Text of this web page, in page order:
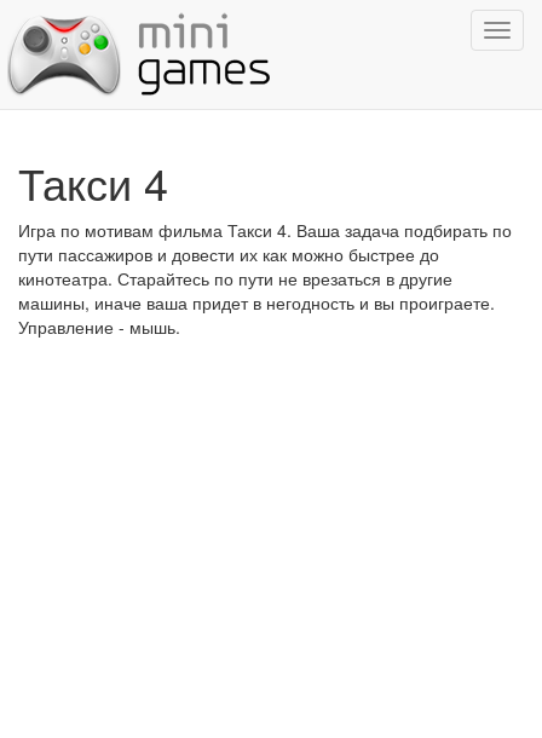
Такси 4
Игра по мотивам фильма Такси 4. Ваша задача подбирать по
пути пассажиров и довести их как можно быстрее до
кинотеатра. Старайтесь по пути не врезаться в другие
машины, иначе ваша придет в негодность и вы проиграете.
Управление - мышь.